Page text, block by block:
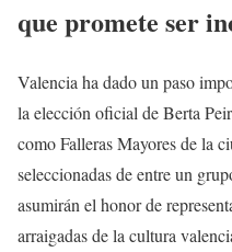
que promete ser
Valencia ha dado un paso
la elección oficial de Berta
como Falleras Mayores de la
seleccionadas de entre un
asumirán el honor de
arraigadas de la cultura